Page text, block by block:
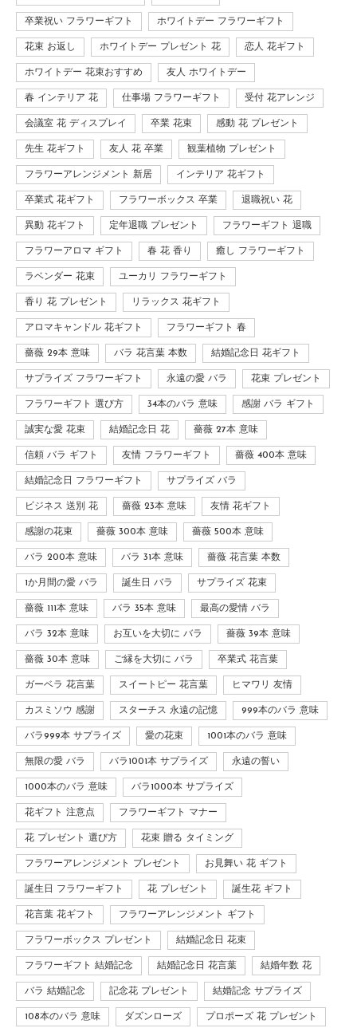
卒業祝い フラワーギフト ホワイトデー フラワーギフト
花束 お返し ホワイトデー プレゼント 花 恋人 花ギフト
ホワイトデー 花束おすすめ 友人 ホワイトデー
春 インテリア 花 仕事場 フラワーギフト 受付 花アレンジ
会議室 花 ディスプレイ 卒業 花束 感動 花 プレゼント
先生 花ギフト 友人 花 卒業 観葉植物 プレゼント
フラワーアレンジメント 新居 インテリア 花ギフト
卒業式 花ギフト フラワーボックス 卒業 退職祝い 花
異動 花ギフト 定年退職 プレゼント フラワーギフト 退職
フラワーアロマ ギフト 春 花 香り 癒し フラワーギフト
ラベンダー 花束 ユーカリ フラワーギフト
香り 花 プレゼント リラックス 花ギフト
アロマキャンドル 花ギフト フラワーギフト 春
薔薇 29本 意味 バラ 花言葉 本数 結婚記念日 花ギフト
サプライズ フラワーギフト 永遠の愛 バラ 花束 プレゼント
フラワーギフト 選び方 34本のバラ 意味 感謝 バラ ギフト
誠実な愛 花束 結婚記念日 花 薔薇 27本 意味
信頼 バラ ギフト 友情 フラワーギフト 薔薇 400本 意味
結婚記念日 フラワーギフト サプライズ バラ
ビジネス 送別 花 薔薇 23本 意味 友情 花ギフト
感謝の花束 薔薇 300本 意味 薔薇 500本 意味
バラ 200本 意味 バラ 31本 意味 薔薇 花言葉 本数
1か月間の愛 バラ 誕生日 バラ サプライズ 花束
薔薇 111本 意味 バラ 35本 意味 最高の愛情 バラ
バラ 32本 意味 お互いを大切に バラ 薔薇 39本 意味
薔薇 30本 意味 ご縁を大切に バラ 卒業式 花言葉
ガーベラ 花言葉 スイートピー 花言葉 ヒマワリ 友情
カスミソウ 感謝 スターチス 永遠の記憶 999本のバラ 意味
バラ999本 サプライズ 愛の花束 1001本のバラ 意味
無限の愛 バラ バラ1001本 サプライズ 永遠の誓い
1000本のバラ 意味 バラ1000本 サプライズ
花ギフト 注意点 フラワーギフト マナー
花 プレゼント 選び方 花束 贈る タイミング
フラワーアレンジメント プレゼント お見舞い 花 ギフト
誕生日 フラワーギフト 花 プレゼント 誕生花 ギフト
花言葉 花ギフト フラワーアレンジメント ギフト
フラワーボックス プレゼント 結婚記念日 花束
フラワーギフト 結婚記念 結婚記念日 花言葉 結婚年数 花
バラ 結婚記念 記念花 プレゼント 結婚記念 サプライズ
108本のバラ 意味 ダズンローズ プロポーズ 花 プレゼント